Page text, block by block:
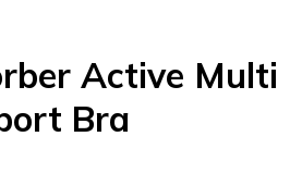
Active Multi
Bra